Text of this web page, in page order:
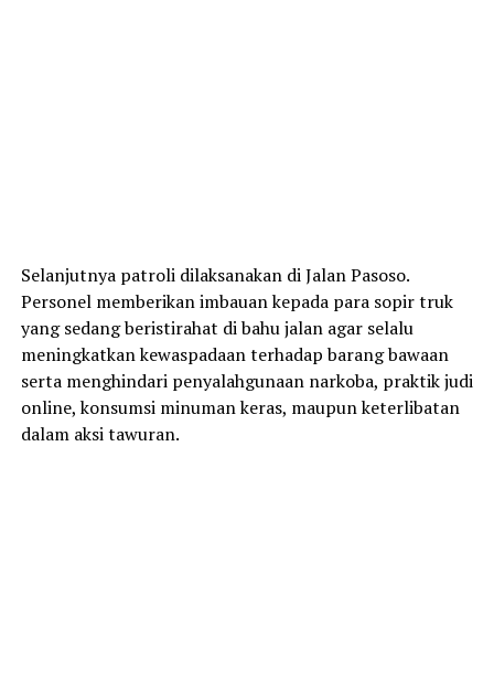
Selanjutnya patroli dilaksanakan di Jalan Pasoso.
Personel memberikan imbauan kepada para sopir truk
yang sedang beristirahat di bahu jalan agar selalu
meningkatkan kewaspadaan terhadap barang bawaan
serta menghindari penyalahgunaan narkoba, praktik judi
online, konsumsi minuman keras, maupun keterlibatan
dalam aksi tawuran.